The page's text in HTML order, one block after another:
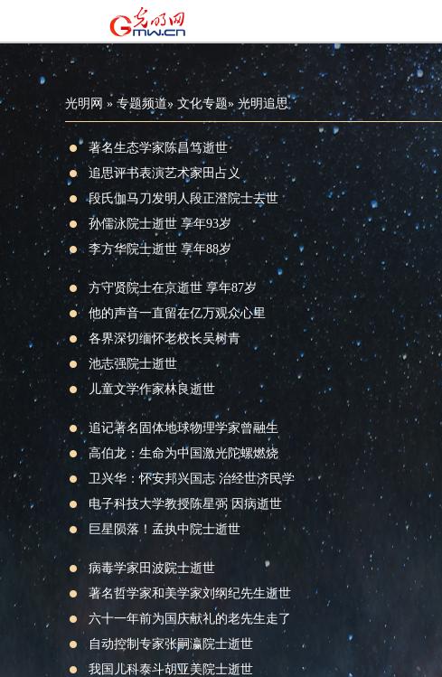
光明网 » 专题频道»文化专题» 光明追思
著名生态学家陈昌笃逝世
追思评书表演艺术家田占义
段氏伽马刀发明人段正澄院士去世
孙儒泳院士逝世 享年93岁
李方华院士逝世 享年88岁
方守贤院士在京逝世 享年87岁
他的声音一直留在亿万观众心里
各界深切缅怀老校长吴树青
池志强院士逝世
儿童文学作家林良逝世
追记著名固体地球物理学家曾融生
高伯龙：生命为中国激光陀螺燃烧
卫兴华：怀安邦兴国志 治经世济民学
电子科技大学教授陈星弼 因病逝世
巨星陨落！孟执中院士逝世
病毒学家田波院士逝世
著名哲学家和美学家刘纲纪先生逝世
六十一年前为国庆献礼的老先生走了
自动控制专家张嗣瀛院士逝世
我国儿科泰斗胡亚美院士逝世